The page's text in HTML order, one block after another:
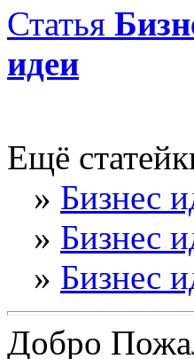
Статья
идеи
Ещё
» Бизнес
» Бизнес
» Бизнес
Добро